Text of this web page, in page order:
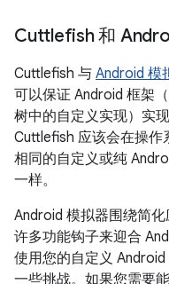
Cuttlefish 和
Cuttlefish 与 Android 模
可以保证 Android 框架
树中的自定义实现）实
Cuttlefish 应该会在操作
相同的自定义或纯
一样。
Android 模拟器围绕简
许多功能钩子来迎合
使用您的自定义
一些挑战。如果您需要